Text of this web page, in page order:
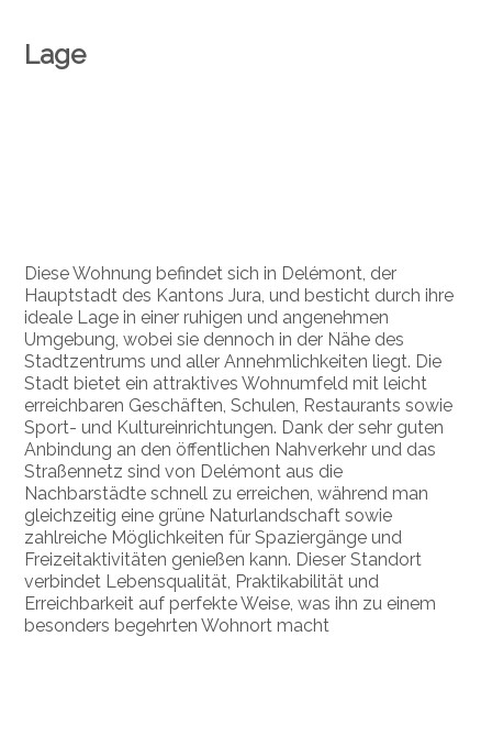
Lage
Diese Wohnung befindet sich in Delémont, der
Hauptstadt des Kantons Jura, und besticht durch ihre
ideale Lage in einer ruhigen und angenehmen
Umgebung, wobei sie dennoch in der Nähe des
Stadtzentrums und aller Annehmlichkeiten liegt. Die
Stadt bietet ein attraktives Wohnumfeld mit leicht
erreichbaren Geschäften, Schulen, Restaurants sowie
Sport- und Kultureinrichtungen. Dank der sehr guten
Anbindung an den öffentlichen Nahverkehr und das
Straßennetz sind von Delémont aus die
Nachbarstädte schnell zu erreichen, während man
gleichzeitig eine grüne Naturlandschaft sowie
zahlreiche Möglichkeiten für Spaziergänge und
Freizeitaktivitäten genießen kann. Dieser Standort
verbindet Lebensqualität, Praktikabilität und
Erreichbarkeit auf perfekte Weise, was ihn zu einem
besonders begehrten Wohnort macht